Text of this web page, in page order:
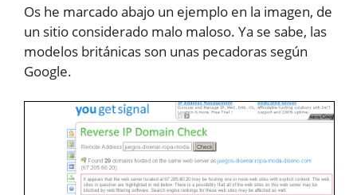
Os he marcado abajo un ejemplo en la imagen, de
un sitio considerado malo maloso. Ya se sabe, las
modelos británicas son unas pecadoras según
Google.